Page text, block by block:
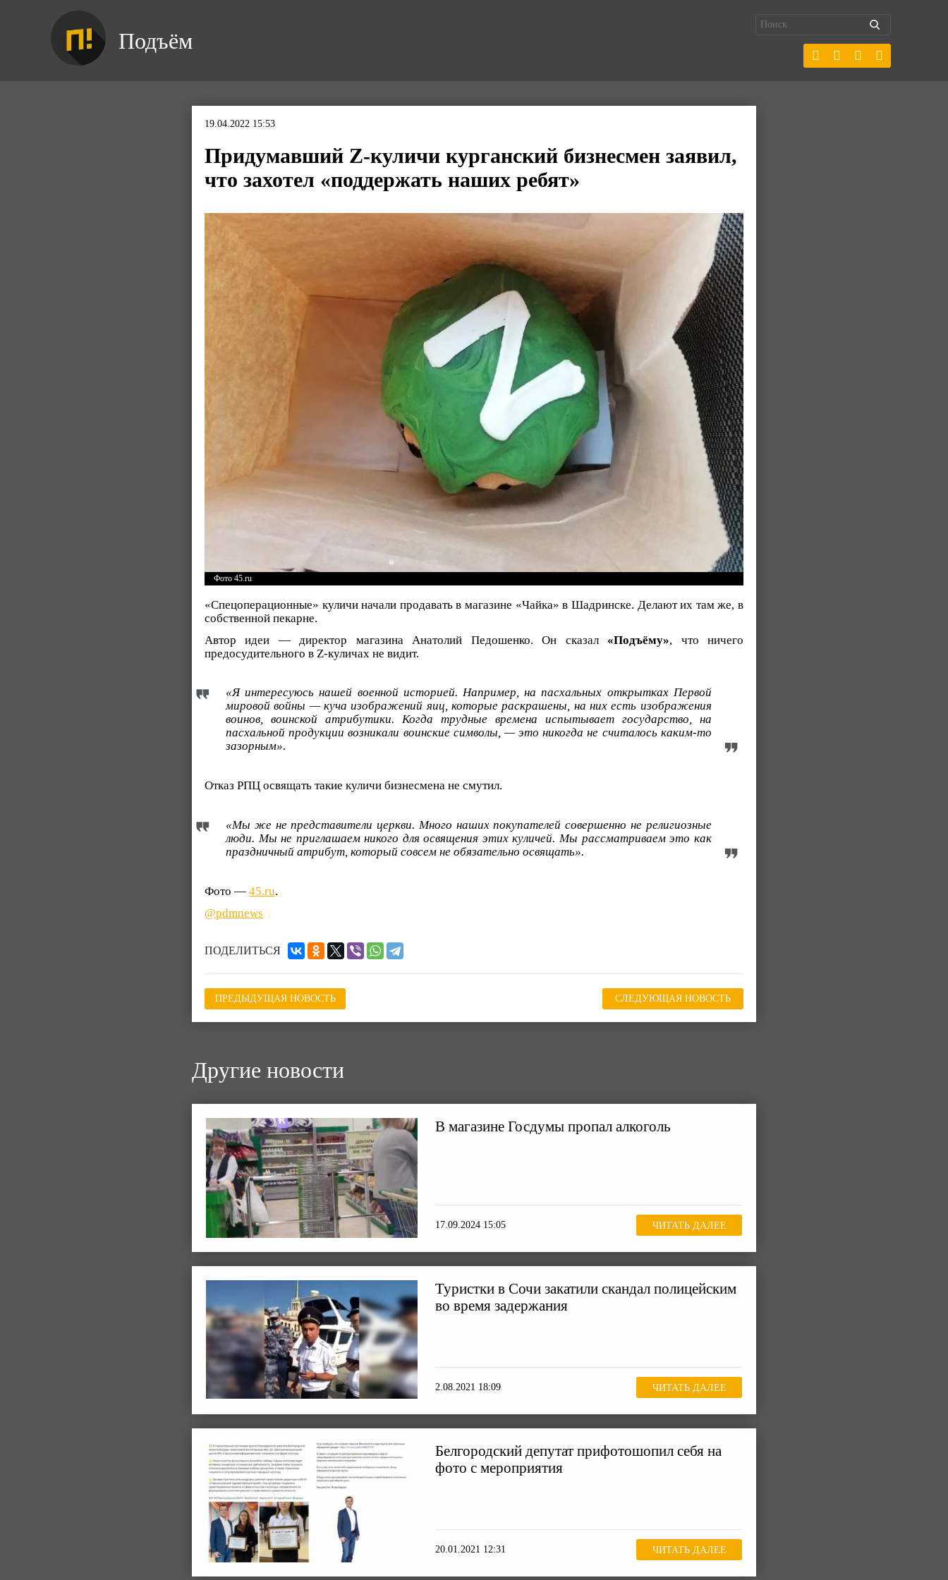
Подъём
19.04.2022 15:53
Придумавший Z-куличи курганский бизнесмен заявил,
что захотел «поддержать наших ребят»
Фото 45.ru
«Спецоперационные» куличи начали продавать в магазине «Чайка» в Шадринске. Делают их там же, в
собственной пекарне.
Автор идеи — директор магазина Анатолий Педошенко. Он сказал «Подъёму», что ничего
предосудительного в Z-куличах не видит.
«Я интересуюсь нашей военной историей. Например, на пасхальных открытках Первой
мировой войны — куча изображений яиц, которые раскрашены, на них есть изображения
воинов, воинской атрибутики. Когда трудные времена испытывает государство, на
пасхальной продукции возникали воинские символы, — это никогда не считалось каким-то
зазорным».
Отказ РПЦ освящать такие куличи бизнесмена не смутил.
«Мы же не представители церкви. Много наших покупателей совершенно не религиозные
люди. Мы не приглашаем никого для освящения этих куличей. Мы рассматриваем это как
праздничный атрибут, который совсем не обязательно освящать».
Фото — 45.ru.
@pdmnews
ПОДЕЛИТЬСЯ
ПРЕДЫДУЩАЯ НОВОСТЬ СЛЕДУЮЩАЯ НОВОСТЬ
Другие новости
В магазине Госдумы пропал алкоголь
17.09.2024 15:05 ЧИТАТЬ ДАЛЕЕ
Туристки в Сочи закатили скандал полицейским
во время задержания
2.08.2021 18:09 ЧИТАТЬ ДАЛЕЕ
Белгородский депутат прифотошопил себя на
фото с мероприятия
20.01.2021 12:31 ЧИТАТЬ ДАЛЕЕ